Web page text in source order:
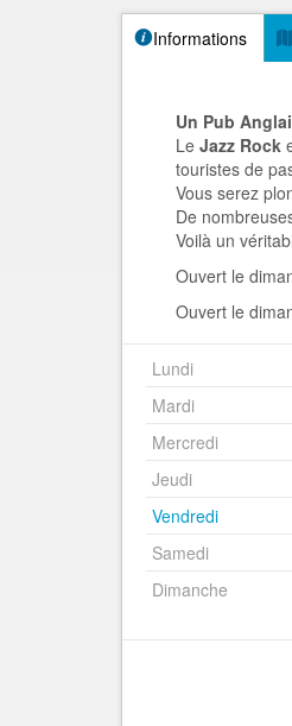
Informations
Un Pub
Le Jazz Rock
touristes de
Vous serez
De
Voilà un
Ouvert le
Ouvert le
Lundi
Mardi
Mercredi
Jeudi
Vendredi
Samedi
Dimanche